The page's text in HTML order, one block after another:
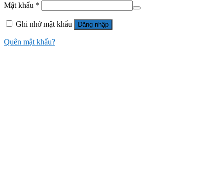
Mật khẩu *
Ghi nhớ mật khẩu Đăng nhập
Quên mật khẩu?